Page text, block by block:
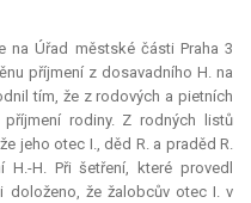
na Úřad městské části Praha 3
příjmení z dosavadního H. na
tím, že z rodových a pietních
rodiny. Z rodných listů
jeho otec I., děd R. a praděd R.
H. Při šetření, které provedl
doloženo, že žalobcův otec I. v